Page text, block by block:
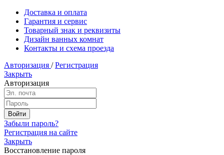
Доставка и оплата
Гарантия и сервис
Товарный знак и реквизиты
Дизайн ванных комнат
Контакты и схема проезда
Авторизация / Регистрация
Закрыть
Авторизация
Забыли пароль?
Регистрация на сайте
Закрыть
Восстановление пароля